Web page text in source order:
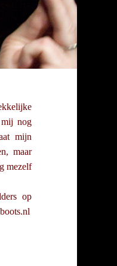
mij nog
mijn
maar
mezelf
op